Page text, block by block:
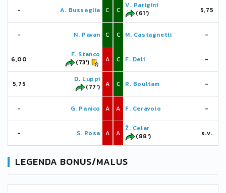
- A. Bussaglia C
- N. Pavan C
6,00
F. Stanco
(73')
A
5,75
D. Luppi
(77')
A
- G. Panico A
- S. Rosa A
C
V. Parigini
(61')
5,75
C M. Castagnetti -
C F. Deli -
C R. Boultam -
A F. Ceravolo -
A
Ž. Celar
(88')
s.v.
LEGENDA BONUS/MALUS